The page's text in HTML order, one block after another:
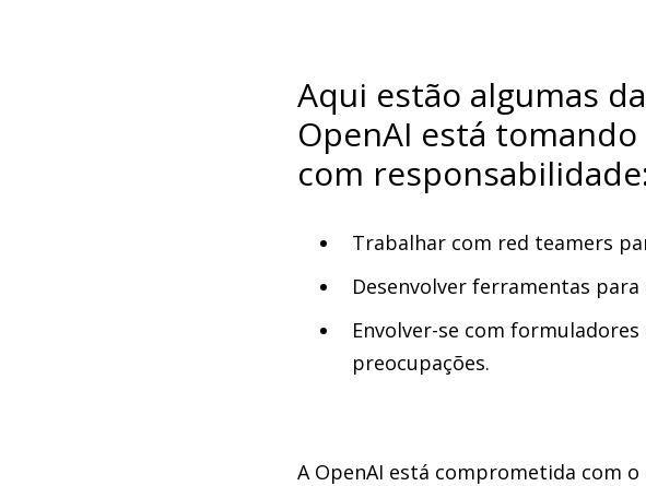
Aqui estão algumas
OpenAI está
com responsabilidade:
Trabalhar com red teamers
Desenvolver ferramentas
Envolver-se com
preocupações.
A OpenAI está comprometida com